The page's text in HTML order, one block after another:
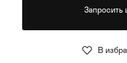
Запросить
В